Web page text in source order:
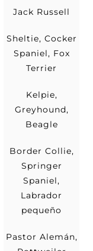
Jack Russell
Sheltie, Cocker
Spaniel, Fox
Terrier
Kelpie,
Greyhound,
Beagle
Border Collie,
Springer
Spaniel,
Labrador
pequeño
Pastor Alemán,